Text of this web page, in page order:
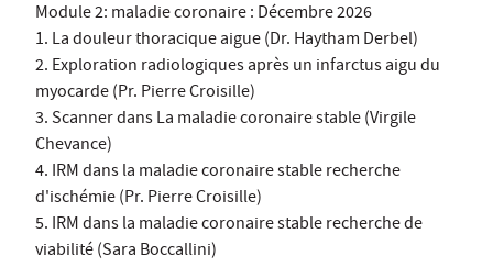
Module 2: maladie coronaire : Décembre 2026
1. La douleur thoracique aigue (Dr. Haytham Derbel)
2. Exploration radiologiques après un infarctus aigu du
myocarde (Pr. Pierre Croisille)
3. Scanner dans La maladie coronaire stable (Virgile
Chevance)
4. IRM dans la maladie coronaire stable recherche
d'ischémie (Pr. Pierre Croisille)
5. IRM dans la maladie coronaire stable recherche de
viabilité (Sara Boccallini)